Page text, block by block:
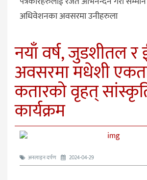
अधिवेशनका अवसरमा उनीहरुला
नयाँ वर्ष, जुडशीतल र
अवसरमा मधेशी
कतारको वृहत्
कार्यक्रम
अनलाइन दर्पण 2024-04-29